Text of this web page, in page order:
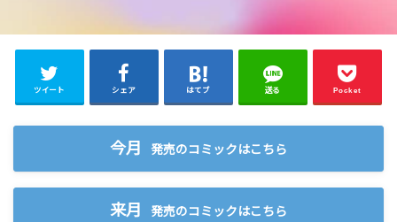
ツイート シェア はてブ 送る Pocket
今月 発売のコミックはこちら
来月 発売のコミックはこちら